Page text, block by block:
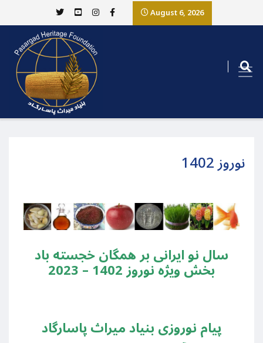
August 6, 2026
نوروز 1402
سال نو ایرانی بر همگان خجسته باد
بخش ويژه نوروز 1402 – 2023
پیام نوروزی بنیاد میراث پاسارگاد